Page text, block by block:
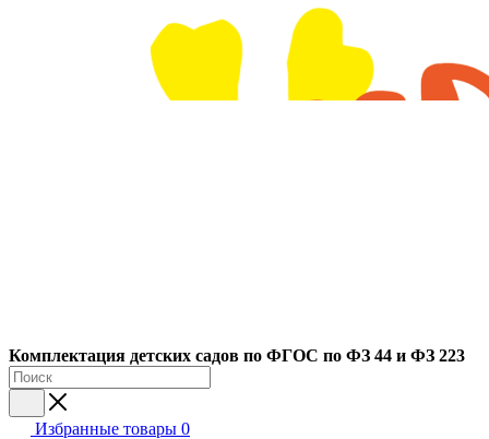
Комплектация детских садов по ФГОC по ФЗ 44 и ФЗ 223
Избранные товары 0